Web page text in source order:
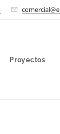
Proyectos